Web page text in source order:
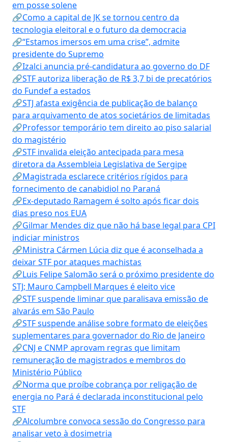
em posse solene
🔗Como a capital de JK se tornou centro da
tecnologia eleitoral e o futuro da democracia
🔗“Estamos imersos em uma crise”, admite
presidente do Supremo
🔗Izalci anuncia pré-candidatura ao governo do DF
🔗STF autoriza liberação de R$ 3,7 bi de precatórios
do Fundef a estados
🔗STJ afasta exigência de publicação de balanço
para arquivamento de atos societários de limitadas
🔗Professor temporário tem direito ao piso salarial
do magistério
🔗STF invalida eleição antecipada para mesa
diretora da Assembleia Legislativa de Sergipe
🔗Magistrada esclarece critérios rígidos para
fornecimento de canabidiol no Paraná
🔗Ex-deputado Ramagem é solto após ficar dois
dias preso nos EUA
🔗Gilmar Mendes diz que não há base legal para CPI
indiciar ministros
🔗Ministra Cármen Lúcia diz que é aconselhada a
deixar STF por ataques machistas
🔗Luis Felipe Salomão será o próximo presidente do
STJ; Mauro Campbell Marques é eleito vice
🔗STF suspende liminar que paralisava emissão de
alvarás em São Paulo
🔗STF suspende análise sobre formato de eleições
suplementares para governador do Rio de Janeiro
🔗CNJ e CNMP aprovam regras que limitam
remuneração de magistrados e membros do
Ministério Público
🔗Norma que proíbe cobrança por religação de
energia no Pará é declarada inconstitucional pelo
STF
🔗Alcolumbre convoca sessão do Congresso para
analisar veto à dosimetria